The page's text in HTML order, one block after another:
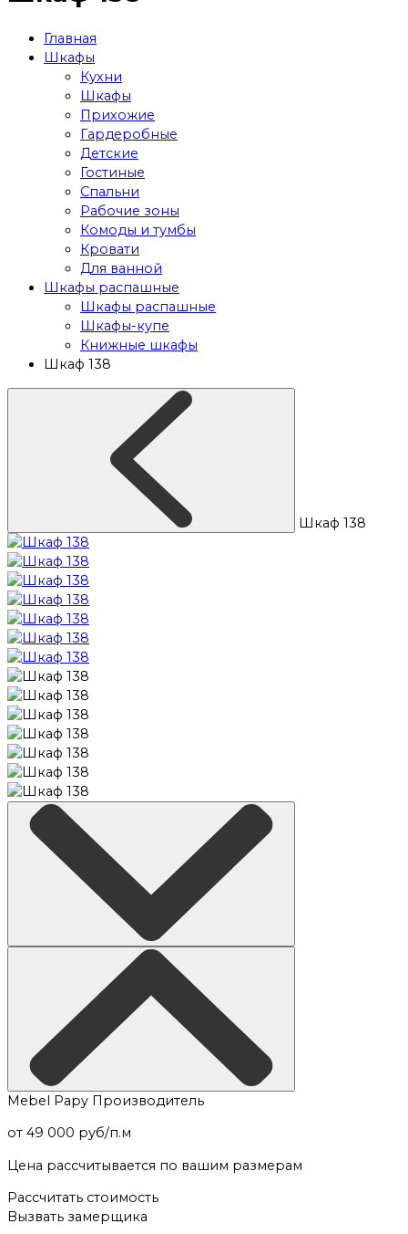
Главная
Шкафы
Кухни
Шкафы
Прихожие
Гардеробные
Детские
Гостиные
Спальни
Рабочие зоны
Комоды и тумбы
Кровати
Для ванной
Шкафы распашные
Шкафы распашные
Шкафы-купе
Книжные шкафы
Шкаф 138
Шкаф 138
Mebel Papy Производитель
от 49 000 руб/п.м
Цена рассчитывается по вашим размерам
Рассчитать стоимость
Вызвать замерщика